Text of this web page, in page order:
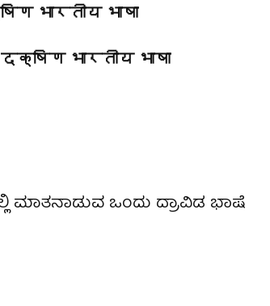
भारतीय भाषा
भारतीय भाषा
ಮಾತನಾಡುವ ಒಂದು ದ್ರಾವಿಡ ಭಾಷೆ